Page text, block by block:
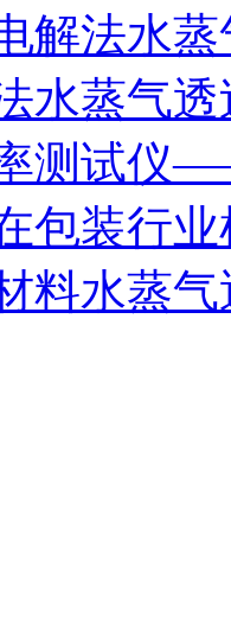
解法水
水蒸气
测试仪
包装行
料水蒸